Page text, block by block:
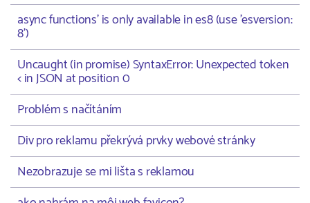
async functions' is only available in es8 (use 'esversion:
8')
Uncaught (in promise) SyntaxError: Unexpected token
< in JSON at position 0
Problém s načítáním
Div pro reklamu překrývá prvky webové stránky
Nezobrazuje se mi lišta s reklamou